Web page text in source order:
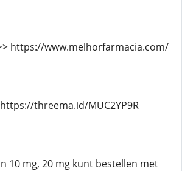
https://www.melhorfarmacia.com/
threema.id/MUC2YP9R
10 mg, 20 mg kunt bestellen met